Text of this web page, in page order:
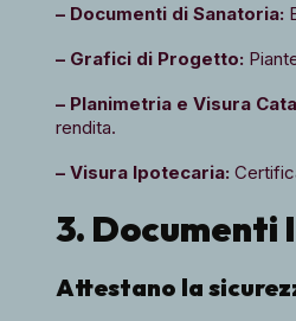
– Documenti di Sanatoria:
– Grafici di Progetto:
– Planimetria e Visura
rendita.
– Visura Ipotecaria:
3.
Attestano la